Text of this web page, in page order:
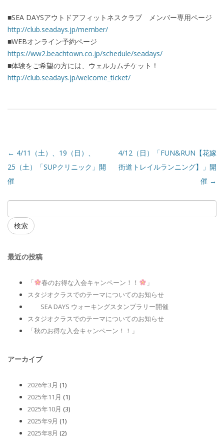
■SEA DAYSアウトドアフィットネスクラブ メンバー専用ページ
http://club.seadays.jp/member/
■WEBオンライン予約ページ
https://ww2.beachtown.co.jp/schedule/seadays/
■体験をご希望の方には、ウェルカムチケット！
http://club.seadays.jp/welcome_ticket/
← 4/11（土）、19（日）、
25（土）「SUPクリニック」開
催
4/12（日）「FUN&RUN【花嫁
街道トレイルランニング】」開
催 →
検索
最近の投稿
「 春のお得な入会キャンペーン！！
」
スタジオクラスでのテーマについてのお知らせ
SEA DAYS ウォーキングスタンプラリー開催
スタジオクラスでのテーマについてのお知らせ
「秋のお得な入会キャンペーン！！」
アーカイブ
2026年3月 (1)
2025年11月 (1)
2025年10月 (3)
2025年9月 (1)
2025年8月 (2)